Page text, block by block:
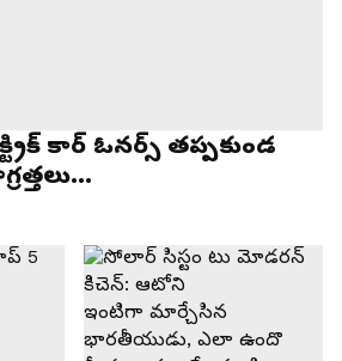
కార్ ఓనర్స్ తప్పకుండ